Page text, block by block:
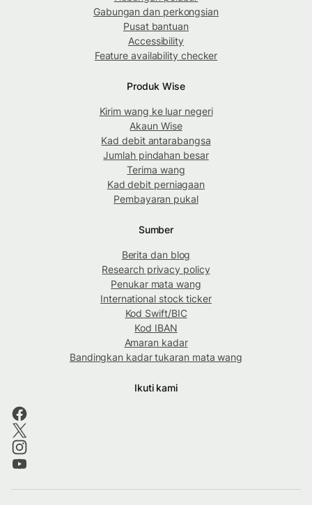
Gabungan dan perkongsian
Pusat bantuan
Accessibility
Feature availability checker
Produk Wise
Kirim wang ke luar negeri
Akaun Wise
Kad debit antarabangsa
Jumlah pindahan besar
Terima wang
Kad debit perniagaan
Pembayaran pukal
Sumber
Berita dan blog
Research privacy policy
Penukar mata wang
International stock ticker
Kod Swift/BIC
Kod IBAN
Amaran kadar
Bandingkan kadar tukaran mata wang
Ikuti kami